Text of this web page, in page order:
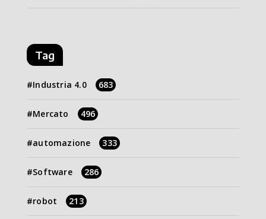
Tag
Industria 4.0 683
Mercato 496
automazione 333
Software 286
robot 213